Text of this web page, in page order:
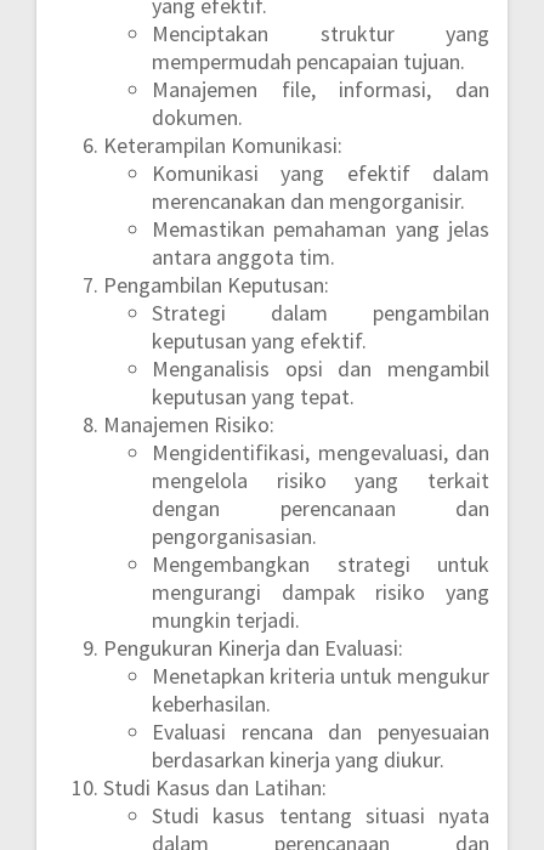
Menciptakan struktur yang
mempermudah pencapaian tujuan.
Manajemen file, informasi, dan
dokumen.
Keterampilan Komunikasi:
Komunikasi yang efektif dalam
merencanakan dan mengorganisir.
Memastikan pemahaman yang jelas
antara anggota tim.
Pengambilan Keputusan:
Strategi dalam pengambilan
keputusan yang efektif.
Menganalisis opsi dan mengambil
keputusan yang tepat.
Manajemen Risiko:
Mengidentifikasi, mengevaluasi, dan
mengelola risiko yang terkait
dengan perencanaan dan
pengorganisasian.
Mengembangkan strategi untuk
mengurangi dampak risiko yang
mungkin terjadi.
Pengukuran Kinerja dan Evaluasi:
Menetapkan kriteria untuk mengukur
keberhasilan.
Evaluasi rencana dan penyesuaian
berdasarkan kinerja yang diukur.
Studi Kasus dan Latihan:
Studi kasus tentang situasi nyata
dalam perencanaan dan